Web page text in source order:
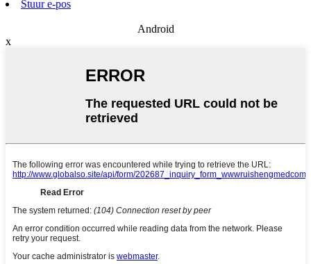
Stuur e-pos
Android
x